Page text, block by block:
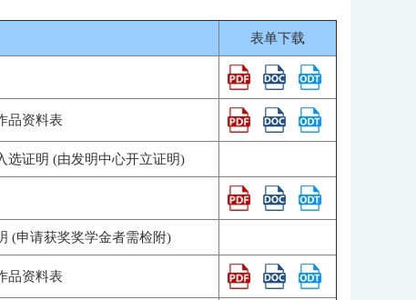
表单下载
品资料表
选证明 (由发明中心开立证明)
(申请获奖奖学金者需检附)
品资料表